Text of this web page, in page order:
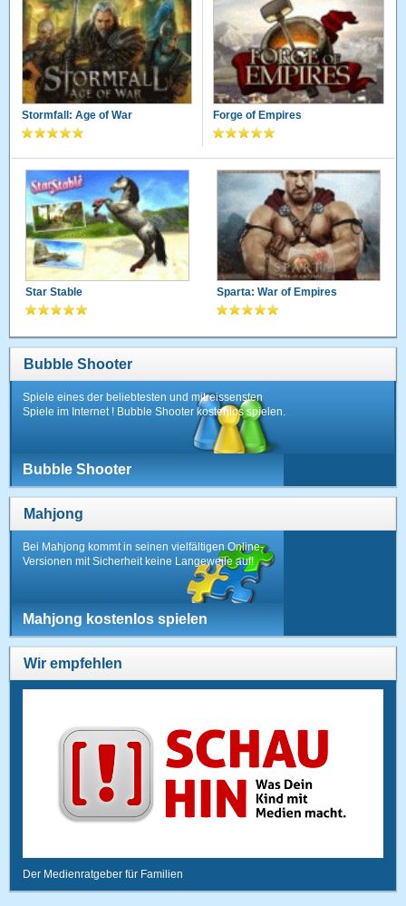
Stormfall: Age of War Forge of Empires
Star Stable Sparta: War of Empires
Bubble Shooter
Spiele eines der beliebtesten und mitreissensten
Spiele im Internet ! Bubble Shooter kostenlos spielen.
Bubble Shooter
Mahjong
Bei Mahjong kommt in seinen vielfältigen Online-
Versionen mit Sicherheit keine Langeweile auf!
Mahjong kostenlos spielen
Wir empfehlen
Der Medienratgeber für Familien